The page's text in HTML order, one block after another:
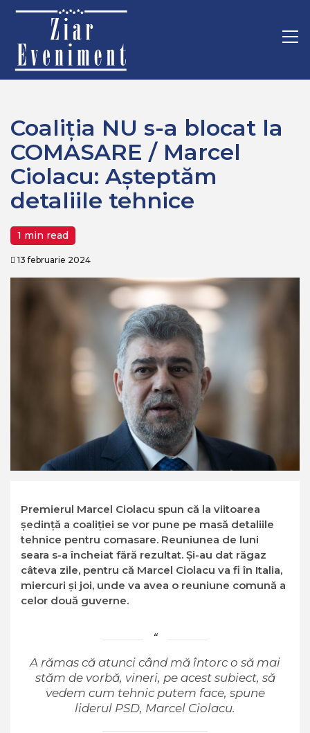
Politica
Coaliția NU s-a blocat la COMASARE / Marcel Ciolacu:
Așteptăm detaliile tehnice
Coaliția NU s-a blocat la
COMASARE / Marcel
Ciolacu: Așteptăm
detaliile tehnice
1 min read
13 februarie 2024
Premierul Marcel Ciolacu spun că la viitoarea
ședință a coaliției se vor pune pe masă detaliile
tehnice pentru comasare. Reuniunea de luni
seara s-a încheiat fără rezultat. Și-au dat răgaz
câteva zile, pentru că Marcel Ciolacu va fi în Italia,
miercuri și joi, unde va avea o reuniune comună a
celor două guverne.
A rămas că atunci când mă întorc o să mai
stăm de vorbă, vineri, pe acest subiect, să
vedem cum tehnic putem face, spune
liderul PSD, Marcel Ciolacu.